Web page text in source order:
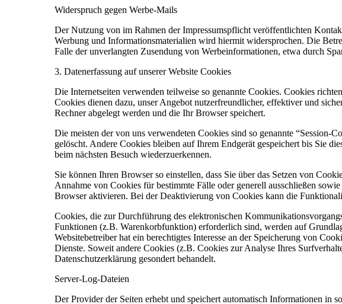
Widerspruch gegen Werbe-Mails
Der Nutzung von im Rahmen der Impressumspflicht veröffentlichten
Werbung und Informationsmaterialien wird hiermit widersprochen. Die
Falle der unverlangten Zusendung von Werbeinformationen, etwa durch
3. Datenerfassung auf unserer Website Cookies
Die Internetseiten verwenden teilweise so genannte Cookies. Cookies
Cookies dienen dazu, unser Angebot nutzerfreundlicher, effektiver und
Rechner abgelegt werden und die Ihr Browser speichert.
Die meisten der von uns verwendeten Cookies sind so genannte “Session-
gelöscht. Andere Cookies bleiben auf Ihrem Endgerät gespeichert bis Sie
beim nächsten Besuch wiederzuerkennen.
Sie können Ihren Browser so einstellen, dass Sie über das Setzen von
Annahme von Cookies für bestimmte Fälle oder generell ausschließen
Browser aktivieren. Bei der Deaktivierung von Cookies kann die
Cookies, die zur Durchführung des elektronischen
Funktionen (z.B. Warenkorbfunktion) erforderlich sind, werden auf
Websitebetreiber hat ein berechtigtes Interesse an der Speicherung von
Dienste. Soweit andere Cookies (z.B. Cookies zur Analyse Ihres
Datenschutzerklärung gesondert behandelt.
Server-Log-Dateien
Der Provider der Seiten erhebt und speichert automatisch Informationen in